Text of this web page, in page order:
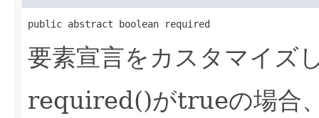
public abstract boolean required
要素宣言をカスタマイ
required()がtrueの場合